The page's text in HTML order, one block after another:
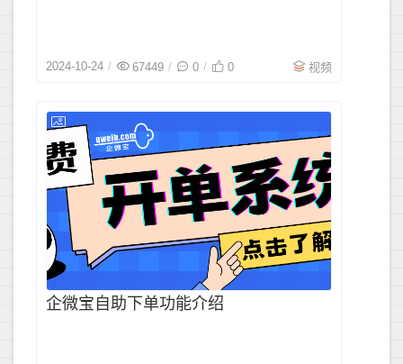
2024-10-24 67449 0 0 视频
企微宝自助下单功能介绍